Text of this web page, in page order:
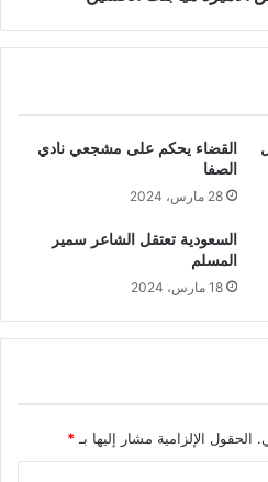
القضاء يحكم على مشجعي نادي
الصفا
28 مارس، 2024
السعودية تعتقل الشاعر سمير
المسلم
18 مارس، 2024
الحقول الإلزامية مشار إليها بـ *